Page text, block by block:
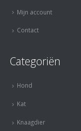
Mijn account
Contact
Categoriën
Hond
Kat
Knaagdier